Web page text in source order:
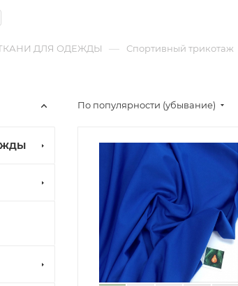
ДЛЯ ОДЕЖДЫ — Спортивный трикотаж
По популярности (убывание)